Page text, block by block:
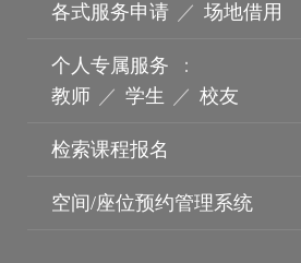
各式服务申请 ／ 场地借用
个人专属服务
：
教师 ／ 学生 ／ 校友
检索课程报名
空间/座位预约管理系统